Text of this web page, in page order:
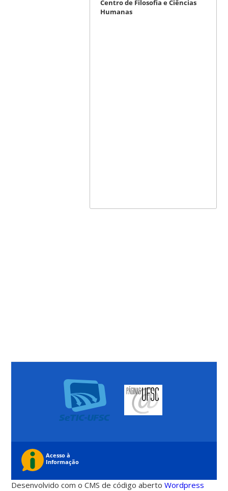
Centro de Filosofia e Ciências
Humanas
Desenvolvido com o CMS de código abertoWordpress